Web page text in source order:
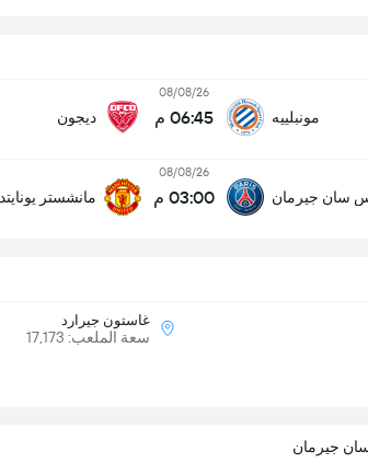
مونبلييه
08/08/26
06:45 م ديجون
سان جيرمان
08/08/26
03:00 م مانشستر يونايتد
غاستون جيرارد
سعة الملعب: 17,173
جيرمان